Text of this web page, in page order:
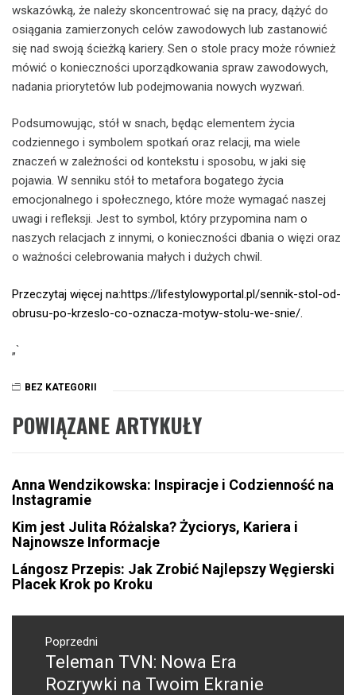
wskazówką, że należy skoncentrować się na pracy, dążyć do
osiągania zamierzonych celów zawodowych lub zastanowić
się nad swoją ścieżką kariery. Sen o stole pracy może również
mówić o konieczności uporządkowania spraw zawodowych,
nadania priorytetów lub podejmowania nowych wyzwań.
Podsumowując, stół w snach, będąc elementem życia
codziennego i symbolem spotkań oraz relacji, ma wiele
znaczeń w zależności od kontekstu i sposobu, w jaki się
pojawia. W senniku stół to metafora bogatego życia
emocjonalnego i społecznego, które może wymagać naszej
uwagi i refleksji. Jest to symbol, który przypomina nam o
naszych relacjach z innymi, o konieczności dbania o więzi oraz
o ważności celebrowania małych i dużych chwil.
Przeczytaj więcej na:https://lifestylowyportal.pl/sennik-stol-od-
obrusu-po-krzeslo-co-oznacza-motyw-stolu-we-snie/.
„`
BEZ KATEGORII
POWIĄZANE ARTYKUŁY
Anna Wendzikowska: Inspiracje i Codzienność na
Instagramie
Kim jest Julita Różalska? Życiorys, Kariera i
Najnowsze Informacje
Lángosz Przepis: Jak Zrobić Najlepszy Węgierski
Placek Krok po Kroku
Nawigacja
wpisuPoprzedni
Poprzedni
wpis:
Teleman TVN: Nowa Era
Rozrywki na Twoim Ekranie